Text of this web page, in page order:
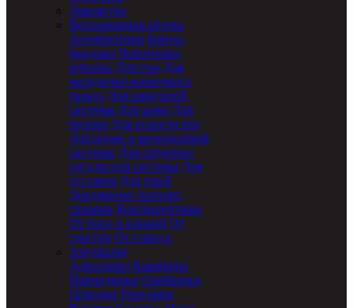
Лакомства
Ветеринарная аптека
Антибиотики Бинты,
бандажи Воротники,
попоны Для глаз Для
желудочно-кишечного
тракта Для иммунной
системы Для кожи Для
печени Для полости рта
Для почек и мочеполовой
системы Для сердечно-
сосудистой системы Для
суставов Для ушей
Документы: паспорт,
справки Контрацептивы
От блох и клещей От
глистов От стресса
Амуниция
Адресники Карабины
Намордники Ошейники
Поводки Ринговки